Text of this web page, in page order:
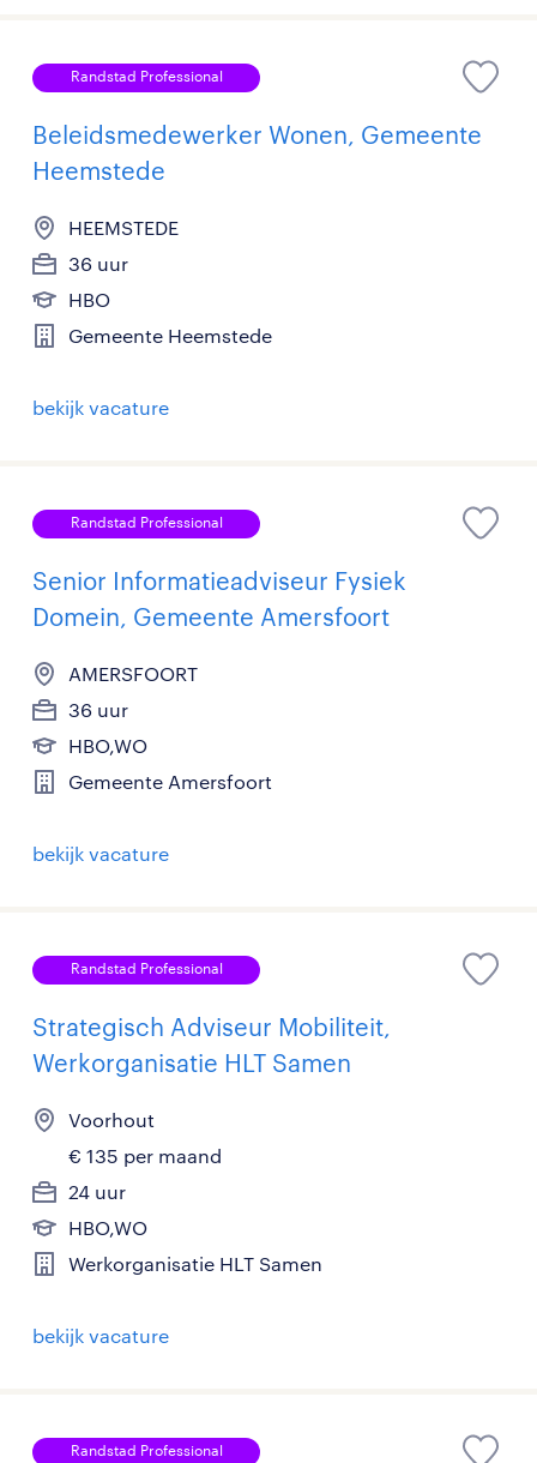
Randstad Professional
Beleidsmedewerker Wonen, Gemeente
Heemstede
HEEMSTEDE
36 uur
HBO
Gemeente Heemstede
bekijk vacature
Randstad Professional
Senior Informatieadviseur Fysiek
Domein, Gemeente Amersfoort
AMERSFOORT
36 uur
HBO,WO
Gemeente Amersfoort
bekijk vacature
Randstad Professional
Strategisch Adviseur Mobiliteit,
Werkorganisatie HLT Samen
Voorhout
€ 135 per maand
24 uur
HBO,WO
Werkorganisatie HLT Samen
bekijk vacature
Randstad Professional